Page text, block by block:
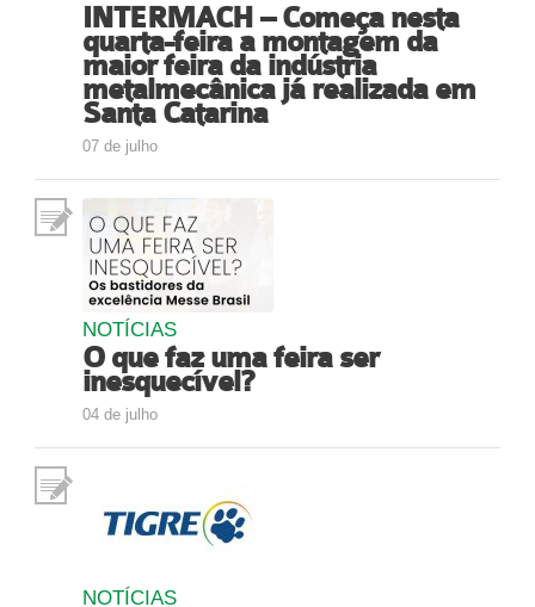
INTERMACH – Começa nesta
quarta-feira a montagem da
maior feira da indústria
metalmecânica já realizada em
Santa Catarina
07 de julho
NOTÍCIAS
O que faz uma feira ser
inesquecível?
04 de julho
NOTÍCIAS